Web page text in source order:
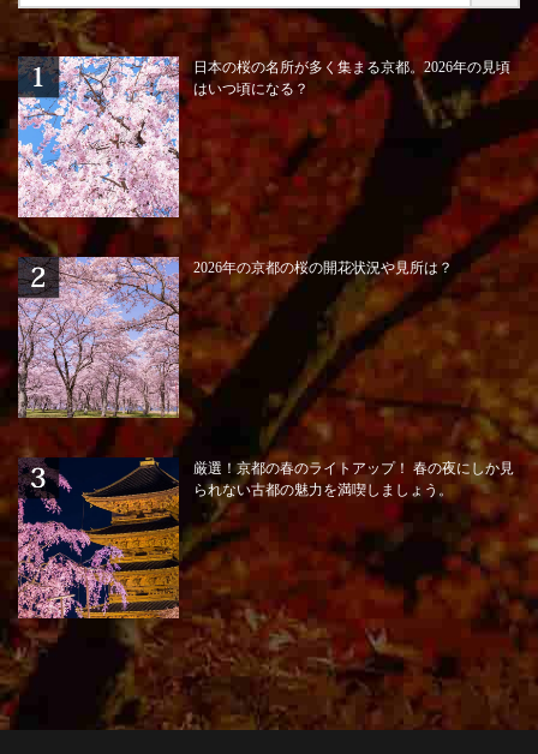
日本の桜の名所が多く集まる京都。2026年の見頃
はいつ頃になる？
2026年の京都の桜の開花状況や見所は？
厳選！京都の春のライトアップ！ 春の夜にしか見
られない古都の魅力を満喫しましょう。